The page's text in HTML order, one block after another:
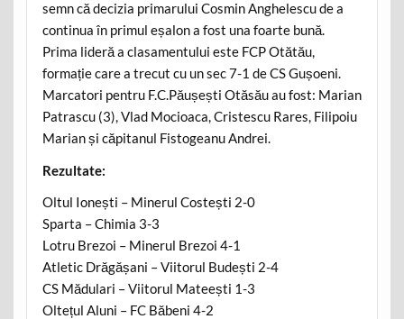
semn că decizia primarului Cosmin Anghelescu de a
continua în primul eșalon a fost una foarte bună.
Prima lideră a clasamentului este FCP Otătău,
formație care a trecut cu un sec 7-1 de CS Gușoeni.
Marcatori pentru F.C.Păușești Otăsău au fost: Marian
Patrascu (3), Vlad Mocioaca, Cristescu Rares, Filipoiu
Marian și căpitanul Fistogeanu Andrei.
Rezultate:
Oltul Ionești – Minerul Costești 2-0
Sparta – Chimia 3-3
Lotru Brezoi – Minerul Brezoi 4-1
Atletic Drăgășani – Viitorul Budești 2-4
CS Mădulari – Viitorul Mateești 1-3
Oltețul Aluni – FC Băbeni 4-2